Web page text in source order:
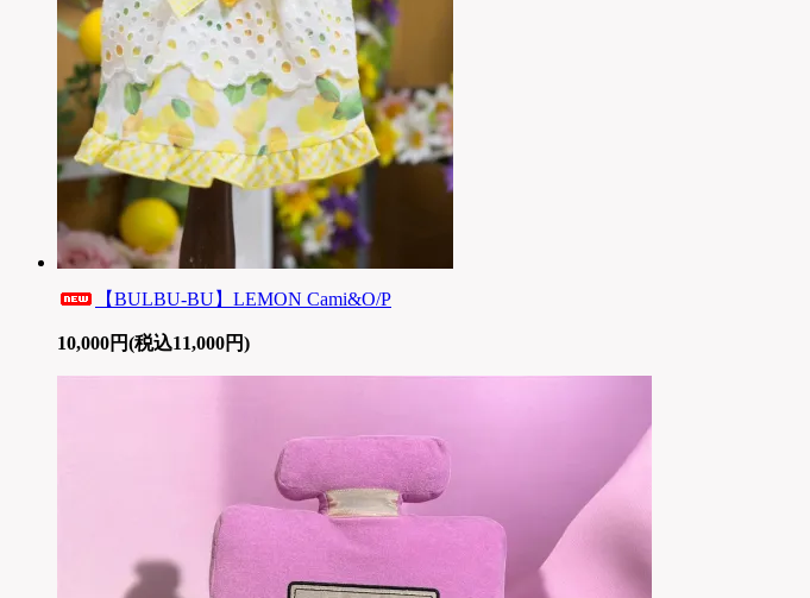
【BULBU-BU】LEMON Cami&O/P
10,000円(税込11,000円)